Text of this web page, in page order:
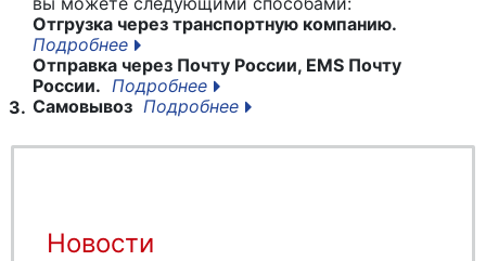
Отгрузка через транспортную компанию.
Подробнее
Отправка через Почту России, EMS Почту
России. Подробнее
3. Самовывоз Подробнее
Новости